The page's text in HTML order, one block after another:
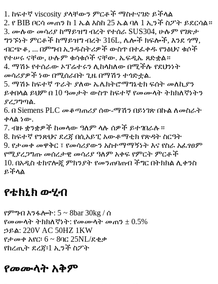
1. ከፍተኛ viscosity ያላቸውን ምርቶች ማስተናገድ ይችላል
2. የ BIB ቦርሳ መጠን ከ 1 ኤል እስከ 25 ኤል ባለ 1 ኢንች ስፖት ይደርሳል።
3. ሙሉው መሳሪያ ከማይዝግ ብረት የተሰራ SUS304, ሁሉም የገጽታ
ግንኙነት ምርቶች ከማይዝግ ብረት 316L, ሌሎች ክፍሎች, እንደ ጎማ,
ብርጭቆ, ... በምግብ ኢንዱስትሪዎች ውስጥ በተፈቀዱ የንፅህና ቁሶች
የተሠሩ ናቸው, ሁሉም ቁሳቁሶች ናቸው. ኤፍዲኤ ጸድቋል።
4. ማሽኑ የተሰራው ኦፕሬተሩን ሊከላከለው በሚችሉ የደህንነት
መሳሪያዎች ነው በሚሰራበት ጊዜ በማሽን ተጎድቷል.
5. ማሽኑ ከፍተኛ ጥራት ያለው ኤሌክትሮማግኔቲክ ፍሰት መለኪያን
ይቀበላል ይህም በ 10 ዓመታት ውስጥ ከፍተኛ የመሙላት ትክክለኛነትን
ያረጋግጣል.
6. በ Siemens PLC መቆጣጠሪያ ሰው-ማሽን በይነገጽ በኩል ለመስራት
ቀላል ነው.
7. ብዙ ቋንቋዎች ከመላው ዓለም ላሉ ሰዎች ይተገበራሉ።
8. ከፍተኛ የንጽህና ደረጃ በሲአይፒ አውቶማቲክ የጽዳት ስርዓት
9. የታመቀ መዋቅር ፣ የመሳሪያውን አስተማማኝነት እና የስራ አፈፃፀም
የሚያረጋግጡ መሰረታዊ መሳሪያ ዓለም አቀፍ የምርት ምርቶች
10. በአዲስ ቴክኖሎጂ ምክንያት የመንጠባጠብ ችግር በትክክል ሊቀንስ
ይችላል
የቴክኒክ ውሂብ
የምግብ እንፋሎት: 5 ~ 8bar 30kg / ሰ
የመሙላት ትክክለኛነት: የመሙላት መጠን ± 0.5%
ኃይል: 220V AC 50HZ 1KW
የታመቀ አየር፡ 6 ~ 8ባር 25NL/ደቂቃ
የከረጢት ደረጃ፡1 ኢንች ስፖት
የመሙላት አቅም